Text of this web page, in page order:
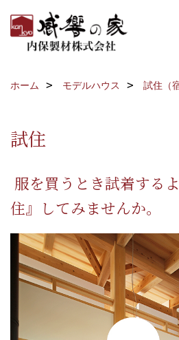
ホーム モデルハウス 試住（
試住
服を買うとき試着する
住』してみませんか。